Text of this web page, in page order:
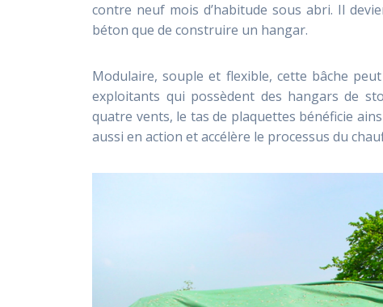
contre neuf mois d’habitude sous abri. Il
béton que de construire un hangar.
Modulaire, souple et flexible, cette bâche
exploitants qui possèdent des hangars de
quatre vents, le tas de plaquettes bénéficie
aussi en action et accélère le processus du